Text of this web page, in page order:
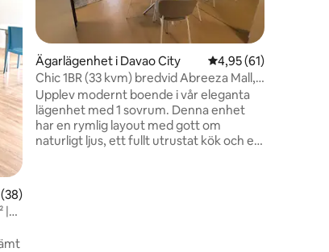
5 i genomsnittligt betyg, 38 omdömen
|
Ägarlägenhet i Davao City 4,95 av 5 i
4,95 (61)
Chic 1BR (33 kvm) bredvid Abreeza Mall,
boka idag!
Upplev modernt boende i vår eleganta
lägenhet med 1 sovrum. Denna enhet
har en rymlig layout med gott om
naturligt ljus, ett fullt utrustat kök och ett